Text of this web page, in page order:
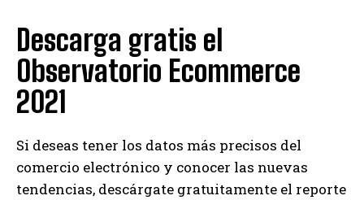
Descarga gratis el
Observatorio Ecommerce
2021
Si deseas tener los datos más precisos del
comercio electrónico y conocer las nuevas
tendencias, descárgate gratuitamente el reporte